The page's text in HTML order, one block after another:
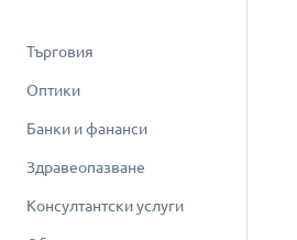
Търговия
Оптики
Банки и фананси
Здравеопазване
Консултантски услуги